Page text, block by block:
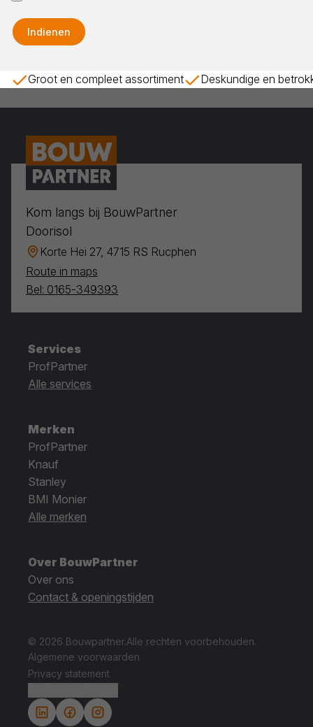
Indienen
Groot en compleet assortiment Deskundige en
Kom langs bij BouwPartner
Doorisol
Korte Hei 27, 4715 RS Rucphen
Route in maps
Bel: 0165-349393
Services
ProfPartner
Alle services
Merken
ProfPartner
Knauf
Stanley
BMI Monier
Alle merken
Over BouwPartner
Over ons
Contact & openingstijden
© 2026 Bouwpartner.Alle rechten voorbehouden.
Algemene voorwaarden
Privacy statement